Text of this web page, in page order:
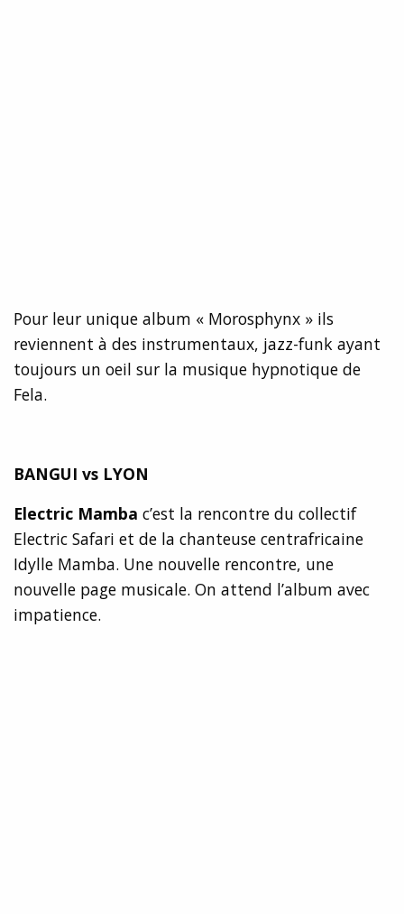
Pour leur unique album « Morosphynx » ils
reviennent à des instrumentaux, jazz-funk ayant
toujours un oeil sur la musique hypnotique de
Fela.
BANGUI vs LYON
Electric Mamba c’est la rencontre du collectif
Electric Safari et de la chanteuse centrafricaine
Idylle Mamba. Une nouvelle rencontre, une
nouvelle page musicale. On attend l’album avec
impatience.